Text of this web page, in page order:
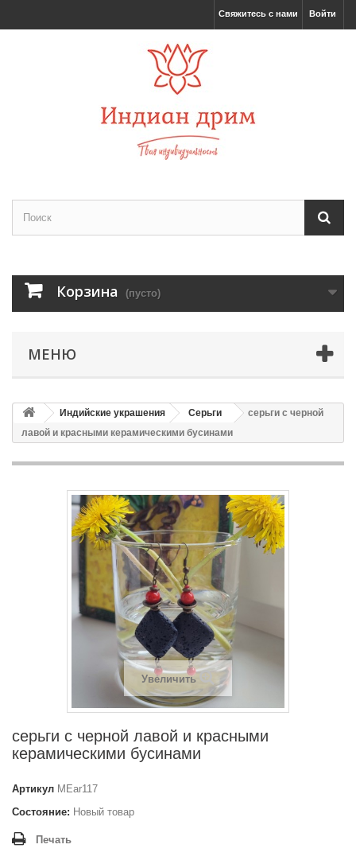
Войти
Свяжитесь с нами
Корзина (пусто)
МЕНЮ
Индийские украшения Серьги
серьги с черной
лавой и красными керамическими бусинами
Увеличить
серьги с черной лавой и красными
керамическими бусинами
Артикул MEar117
Состояние: Новый товар
Печать